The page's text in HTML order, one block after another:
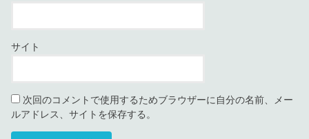
サイト
次回のコメントで使用するためブラウザーに自分の名前、メー
ルアドレス、サイトを保存する。